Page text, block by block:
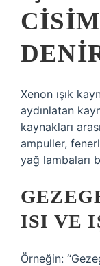
Xenon ışık
aydınlatan
kaynakları
ampuller,
yağ lambaları
ISI VE
Örneğin: